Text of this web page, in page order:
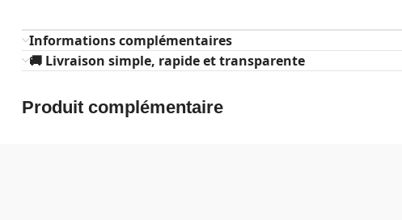
Informations complémentaires
🚚 Livraison simple, rapide et transparente
Produit complémentaire